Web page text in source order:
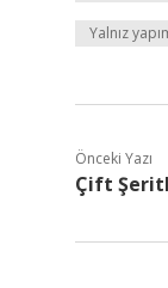
Yalnız
Önceki Yazı
Çift